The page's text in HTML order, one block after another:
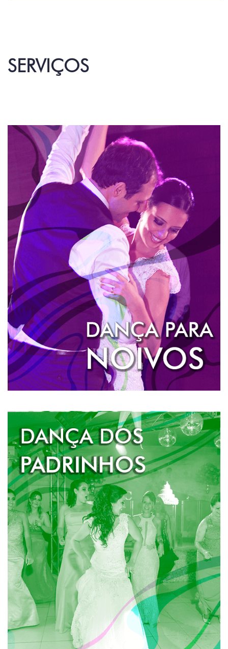
SERVIÇOS
DANÇA DOS NOIVOS
A dança dos noivos é a primeira dança dos recém-
casados. É algo tradicional que com o passar dos
anos se reinventou. Os noivos foram ficando mais
ousados, diversos ritmos e coreografias agora fazem
parte dos possíveis repertório de dança dos noivos.
SAIBA MAIS
DANÇA DOS PADRINHOS
Quando os noivos querem dividir a pista com os
padrinhos e madrinhas e dar aquele show.
Geralmente os padrinhos e madrinhas entram na pista
para acompanhar os noivos após a primeira dança
dos recém-casados e juntos todos executam
coreografias inusitadas e divertidas em um pot-pourri
de músicas por eles escolhidas.
SAIBA MAIS